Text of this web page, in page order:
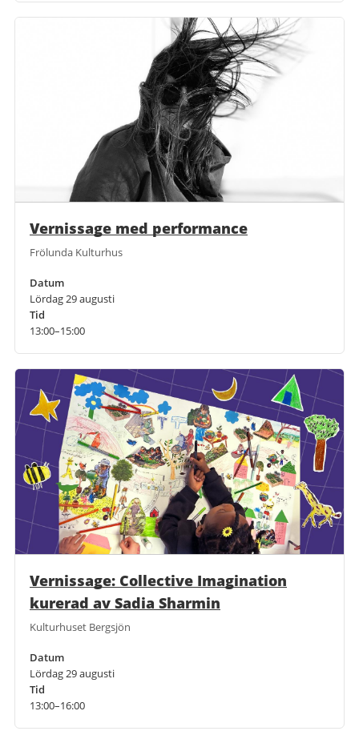
Vernissage med performance
Frölunda Kulturhus
Datum
Lördag 29 augusti
Tid
13:00–15:00
Vernissage: Collective Imagination
kurerad av Sadia Sharmin
Kulturhuset Bergsjön
Datum
Lördag 29 augusti
Tid
13:00–16:00